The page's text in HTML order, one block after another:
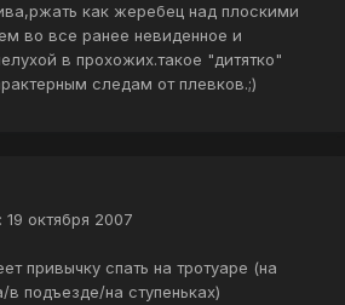
как жеребец над плоскими
во все ранее невиденное и
в прохожих.такое "дитятко"
следам от плевков.;)
19 октября 2007
привычку спать на тротуаре (на
в подъезде/на ступеньках)